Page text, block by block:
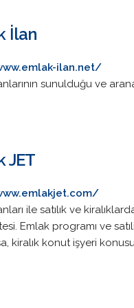
İlan
ilan.net/
sunulduğu ve
JET
ile satılık ve
Emlak programı ve
kiralık konut işyeri